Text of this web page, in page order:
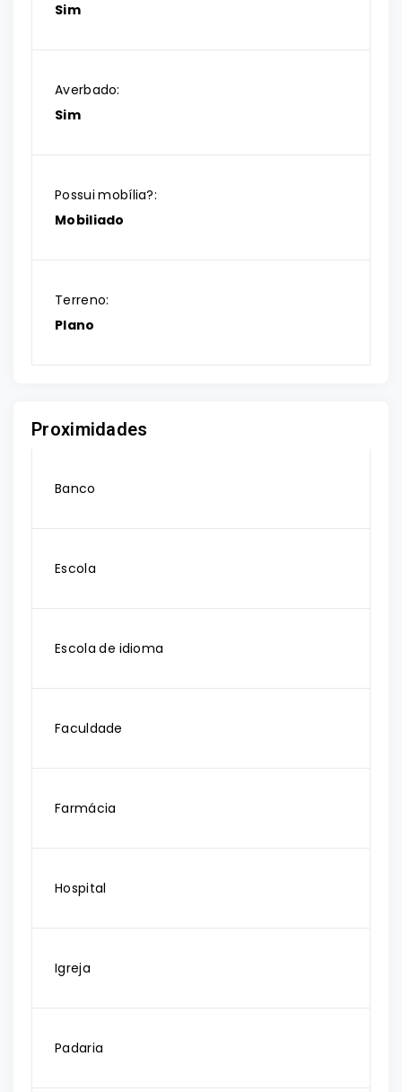
Sim
Averbado:
Sim
Possui mobília?:
Mobiliado
Terreno:
Plano
Proximidades
Banco
Escola
Escola de idioma
Faculdade
Farmácia
Hospital
Igreja
Padaria